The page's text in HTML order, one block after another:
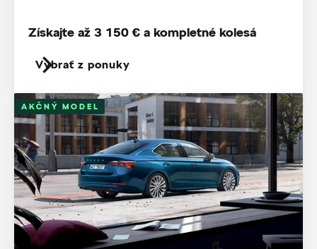
Vybrať z ponuky
Získajte až 3 150 € a kompletné kolesá
AKČNÝ MODEL